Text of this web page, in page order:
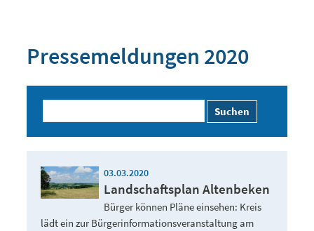
Pressemeldungen 2020
Suchen
03.03.2020
Landschaftsplan Altenbeken
Bürger können Pläne einsehen: Kreis
lädt ein zur Bürgerinformationsveranstaltung am